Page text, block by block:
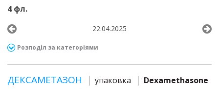
4 фл.
22.04.2025
Розподіл за категоріями
ДЕКСАМЕТАЗОН упаковка
Dexamethasone